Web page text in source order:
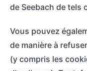
de Seebach de tels
Vous pouvez
de manière à
(y compris les